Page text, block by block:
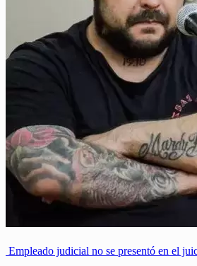
Empleado judicial no se presentó en el